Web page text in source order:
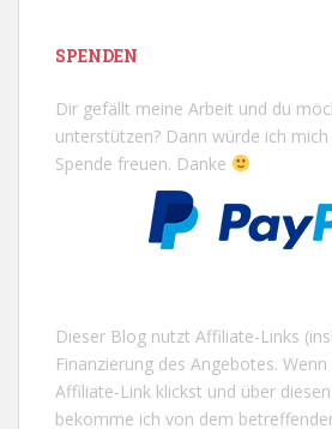
SPENDEN
Dir gefällt meine Arbeit und du
unterstützen? Dann würde ich
Spende freuen. Danke
Dieser Blog nutzt Affiliate-Links
Finanzierung des Angebotes.
Affiliate-Link klickst und über
bekomme ich von dem